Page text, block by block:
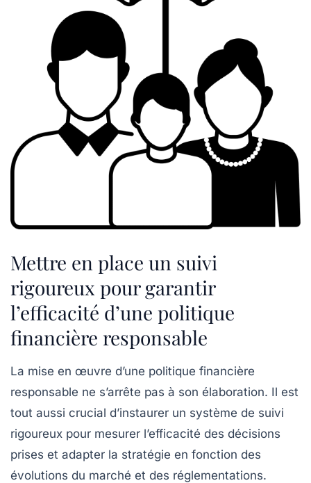
Mettre en place un suivi
rigoureux pour garantir
l’efficacité d’une politique
financière responsable
La mise en œuvre d’une politique financière
responsable ne s’arrête pas à son élaboration. Il est
tout aussi crucial d’instaurer un système de suivi
rigoureux pour mesurer l’efficacité des décisions
prises et adapter la stratégie en fonction des
évolutions du marché et des réglementations.